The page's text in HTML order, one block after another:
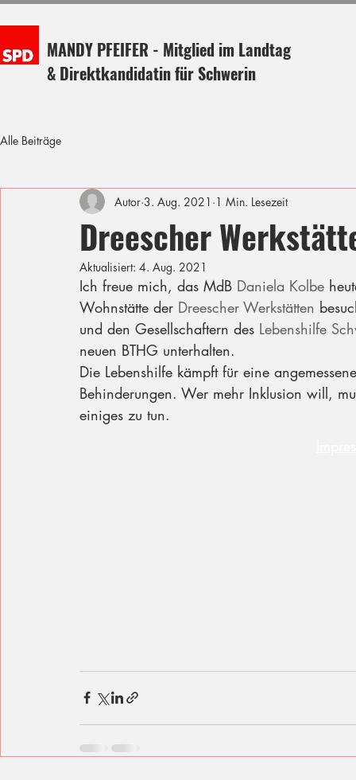
MANDY PFEIFER - Mitglied im Landtag
& Direktkandidatin für Schwerin
Alle Beiträge
Dreescher
Autor 3. Aug. 2021 1 Min. Lesezeit
Aktualisiert: 4. Aug. 2021
Ich freue mich, das MdB Daniela Kolbe
Wohnstätte der Dreescher Werkstätten
und den Gesellschaftern des Lebenshilfe
neuen BTHG unterhalten.
Die Lebenshilfe kämpft für eine
Behinderungen. Wer mehr Inklusion will,
einiges zu tun.